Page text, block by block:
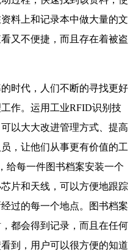
料上和记录本中做大量的文
又不便捷，而且存在着被盗
时代，人们不断的寻找更好
作。运用工业RFID识别技
以大大改进管理方式、提高
，让他们从事更有价值的工
每一件图书档案安装一个
片和天线，可以方便地跟踪
过的每一个地点。图书档案
都会得到记录，而且在任何
到，用户可以很方便的知道